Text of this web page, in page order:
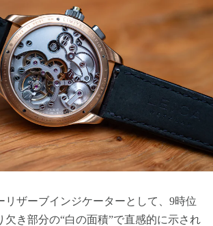
ザーブインジケーターとして、9時位
欠き部分の“白の面積”で直感的に示され